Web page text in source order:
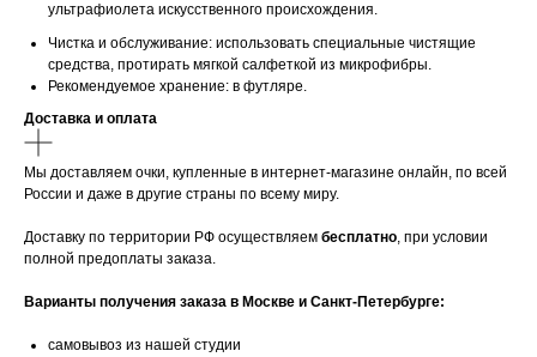
ультрафиолета искусственного происхождения.
Чистка и обслуживание: использовать специальные чистящие
средства, протирать мягкой салфеткой из микрофибры.
Рекомендуемое хранение: в футляре.
Доставка и оплата
Мы доставляем очки, купленные в интернет-магазине онлайн, по всей
России и даже в другие страны по всему миру.
Доставку по территории РФ осуществляем бесплатно, при условии
полной предоплаты заказа.
Варианты получения заказа в Москве и Санкт-Петербурге:
самовывоз из нашей студии